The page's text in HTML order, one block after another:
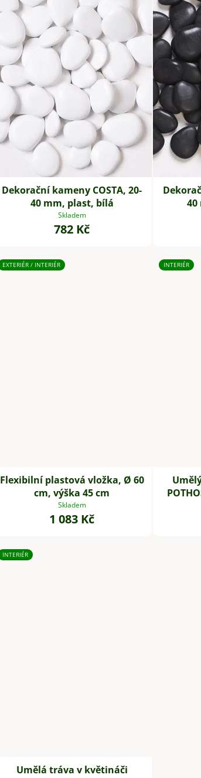
Dekorační kameny COSTA, 20-
40 mm, plast, bílá
Skladem
782 Kč
40
EXTERIÉR / INTERIÉR
Flexibilní plastová vložka, Ø 60
cm, výška 45 cm
Skladem
1 083 Kč
INTERIÉR
INTERIÉR
Umělá tráva v květináči